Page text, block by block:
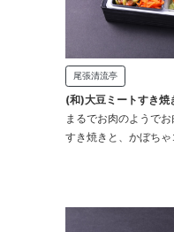
尾張清流亭
(和)大豆ミートすき焼
まるでお肉のようで
すき焼きと、かぼち